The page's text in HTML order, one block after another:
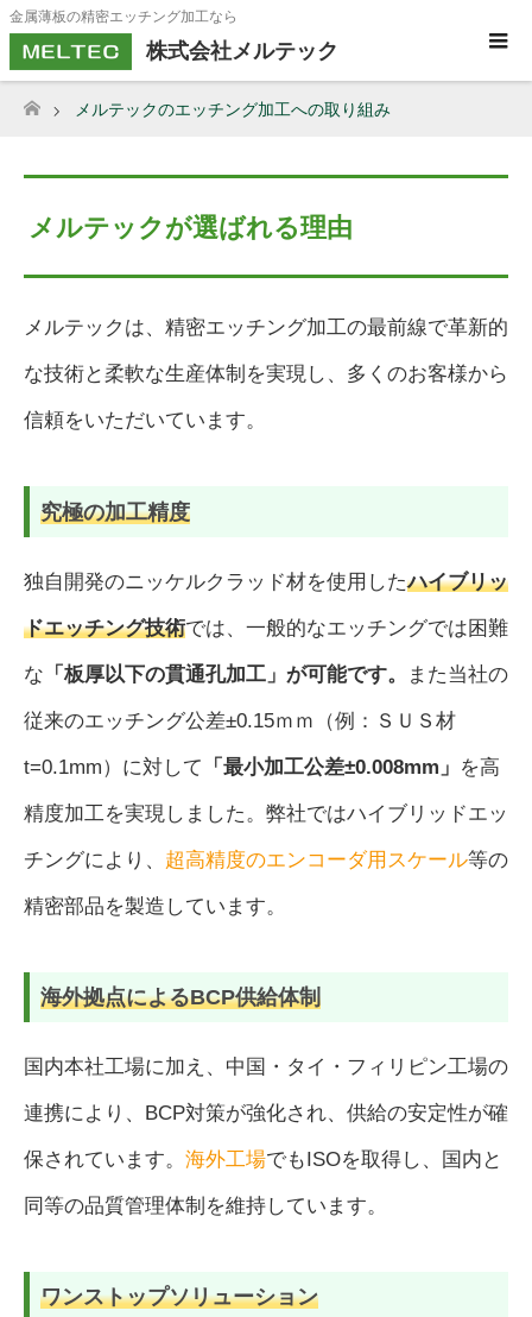
金属薄板の精密エッチング加工なら
株式会社メルテック
ホーム
メルテックのエッチング加工への取り組み
メルテックが選ばれる理由
メルテックは、精密エッチング加工の最前線で革新的
な技術と柔軟な生産体制を実現し、多くのお客様から
信頼をいただいています。
究極の加工精度
独自開発のニッケルクラッド材を使用したハイブリッ
ドエッチング技術では、一般的なエッチングでは困難
な 「板厚以下の貫通孔加工」が可能です。 また当社の
従来のエッチング公差±0.15ｍｍ（例：ＳＵＳ材
t=0.1mm）に対して 「最小加工公差±0.008mm」 を高
精度加工を実現しました。弊社ではハイブリッドエッ
チングにより、 超高精度のエンコーダ用スケール等の
精密部品を製造しています。
海外拠点によるBCP供給体制
国内本社工場に加え、中国・タイ・フィリピン工場の
連携により、BCP対策が強化され、供給の安定性が確
保されています。 海外工場でもISOを取得し、国内と
同等の品質管理体制を維持しています。
ワンストップソリューション